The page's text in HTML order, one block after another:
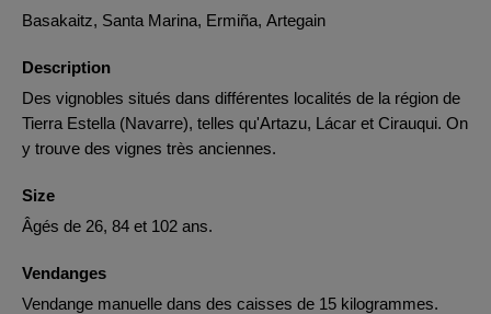
Basakaitz, Santa Marina, Ermiña, Artegain
Description
Des vignobles situés dans différentes localités de la région de
Tierra Estella (Navarre), telles qu'Artazu, Lácar et Cirauqui. On
y trouve des vignes très anciennes.
Size
Âgés de 26, 84 et 102 ans.
Vendanges
Vendange manuelle dans des caisses de 15 kilogrammes.